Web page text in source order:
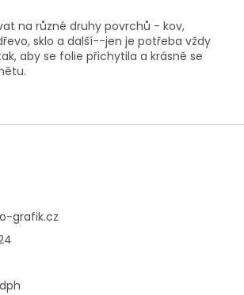
na různé druhy povrchů - kov,
sklo a další--jen je potřeba vždy
aby se folie přichytila a krásně se
grafik.cz